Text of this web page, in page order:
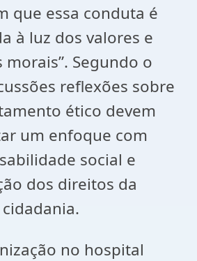
que essa conduta é
à luz dos valores e
Segundo o
reflexões sobre
ético devem
um enfoque com
social e
dos direitos da
cidadania.
no hospital